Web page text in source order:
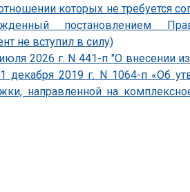
которых не требуется
постановлением
не вступил в силу)
2026 г. N 441-п "О внесении
декабря 2019 г. N 1064-п «Об
направленной на